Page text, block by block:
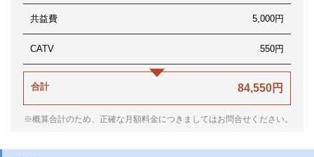
共益費 5,000円
CATV 550円
合計 84,550円
※概算合計のため、正確な月額料金につきましてはお問合せください。